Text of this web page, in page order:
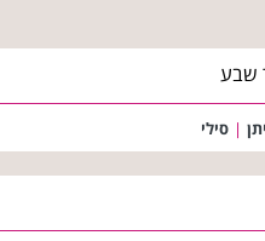
שבע
| סילי